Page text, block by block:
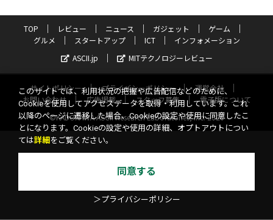
TOP レビュー ニュース ガジェット
ゲーム
グルメ
スタートアップ ICT
インフォメーション
ASCII.jp
MITテクノロジーレビュー
サイトポリシー プライバシーポリシー
運営会社
お問い合わせ
広告掲載 スタッフ募集
電子版について
©KADOKAWA ASCII Research Laboratories, Inc. 2026
このサイトでは、利用状況の把握や広告配信などのために、
Cookieを使用してアクセスデータを取得・利用しています。これ
以降のページに遷移した場合、Cookieの設定や使用に同意したこ
とになります。Cookieの設定や使用の詳細、オプトアウトについ
ては詳細 をご覧ください。
同意する
＞プライバシーポリシー